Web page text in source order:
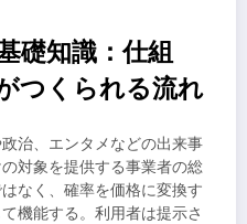
礎知識：仕組
つくられる流れ
治、エンタメなどの出来事
対象を提供する事業者の総
なく、確率を価格に変換す
機能する。利用者は提示さ